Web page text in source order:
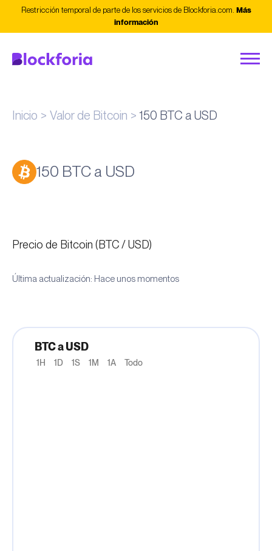
Restricción temporal de parte de los servicios de Blockforia.com. Más
información
Inicio Valor de Bitcoin 150 BTC a USD
150 BTC a USD
Precio de Bitcoin (BTC / USD)
Última actualización: Hace unos momentos
BTC a USD
1H 1D 1S 1M 1A Todo